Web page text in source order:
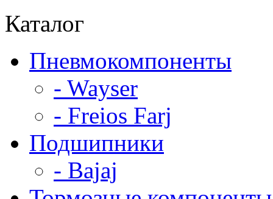
Каталог
Пневмокомпоненты
- Wayser
- Freios Farj
Подшипники
- Bajaj